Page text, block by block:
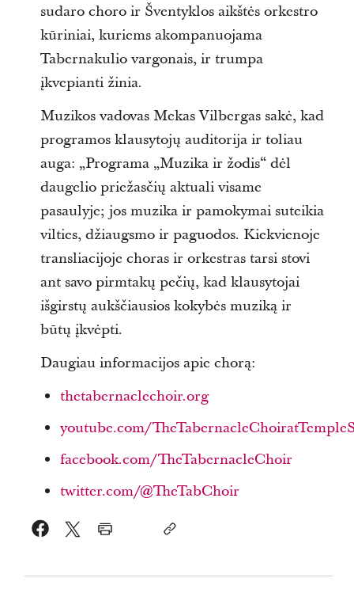
sudaro choro ir Šventyklos aikštės orkestro
kūriniai, kuriems akompanuojama
Tabernakulio vargonais, ir trumpa
įkvepianti žinia.
Muzikos vadovas Mekas Vilbergas sakė, kad
programos klausytojų auditorija ir toliau
auga: „Programa „Muzika ir žodis“ dėl
daugelio priežasčių aktuali visame
pasaulyje; jos muzika ir pamokymai suteikia
vilties, džiaugsmo ir paguodos. Kiekvienoje
transliacijoje choras ir orkestras tarsi stovi
ant savo pirmtakų pečių, kad klausytojai
išgirstų aukščiausios kokybės muziką ir
būtų įkvėpti.
Daugiau informacijos apie chorą:
thetabernaclechoir.org
youtube.com/
facebook.com/TheTabernacleChoir
twitter.com/@TheTabChoir